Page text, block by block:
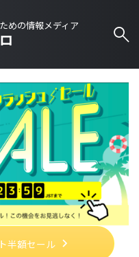
めの情報メディア
半額セール